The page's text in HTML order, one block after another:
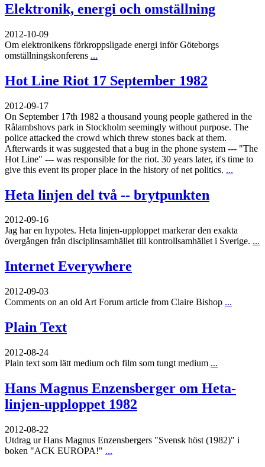
Elektronik, energi och omställning
2012-10-09
Om elektronikens förkroppsligade energi inför Göteborgs
omställningskonferens ...
Hot Line Riot 17 September 1982
2012-09-17
On September 17th 1982 a thousand young people gathered in the
Rålambshovs park in Stockholm seemingly without purpose. The
police attacked the crowd which threw stones back at them.
Afterwards it was suggested that a bug in the phone system --- "The
Hot Line" --- was responsible for the riot. 30 years later, it's time to
give this event its proper place in the history of net politics. ...
Heta linjen del två -- brytpunkten
2012-09-16
Jag har en hypotes. Heta linjen-upploppet markerar den exakta
övergången från disciplinsamhället till kontrollsamhället i Sverige. ...
Internet Everywhere
2012-09-03
Comments on an old Art Forum article from Claire Bishop ...
Plain Text
2012-08-24
Plain text som lätt medium och film som tungt medium ...
Hans Magnus Enzensberger om Heta-
linjen-upploppet 1982
2012-08-22
Utdrag ur Hans Magnus Enzensbergers "Svensk höst (1982)" i
boken "ACK EUROPA!" ...